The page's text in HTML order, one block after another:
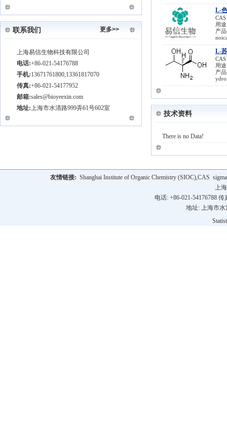
Vildagliptin (NVP-LAF 237) 274901-16-5
(9H-Fluoren-9-yl)methyl 2-oxoethylcarbamat
(1S,4S)-5-Methyl-2,5-diazabicyclo[2.2.1]hep
tane 134679-22-4
4-Benzyloxybromobenzene 6793-92-6
联系我们 更多>>
上海易信生物科技有限公司
电话:+86-021-54176788
手机:13671761800,13361817070
传真:+86-021-54177952
邮箱:sales@bioyeexin.com
地址:上海市水清路999弄61号602室
L-
用
产
L-
用
产
技术资料
There is no Data!
友情链接: Shanghai Institute of Organic Chemistry (SIOC),CAS sigma
上
电话: +86-021-54176788
地址: 上海市